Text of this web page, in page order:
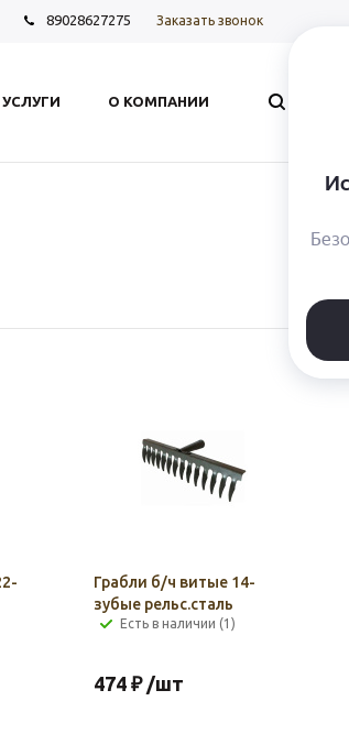
89028627275 Заказать звонок
УСЛУГИ О КОМПАНИИ
Грабли б/ч витые 14-
зубые рельс.сталь
Есть в наличии (1)
474 ₽ /шт